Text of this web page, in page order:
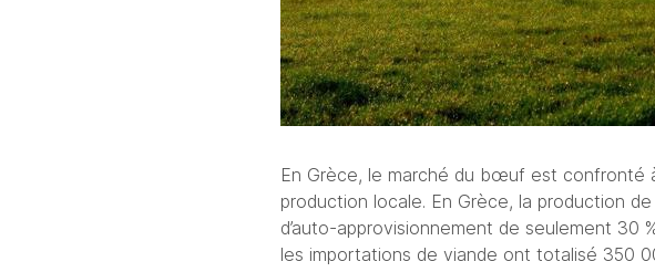
En Grèce, le marché du bœuf est confronté
production locale. En Grèce, la production
d’auto-approvisionnement de seulement 30
les importations de viande ont totalisé 350